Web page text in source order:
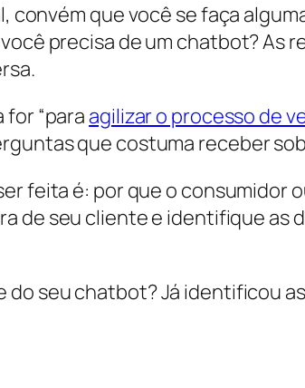
convém que você se faça
precisa de um chatbot? As
“para agilizar o processo de
que costuma receber
feita é: por que o
de seu cliente e identifique
do seu chatbot? Já identificou